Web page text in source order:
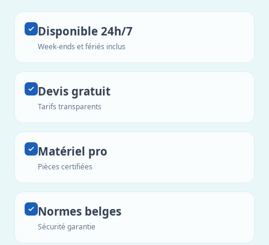
Disponible 24h/7
Week-ends et fériés inclus
Devis gratuit
Tarifs transparents
Matériel pro
Pièces certifiées
Normes belges
Sécurité garantie